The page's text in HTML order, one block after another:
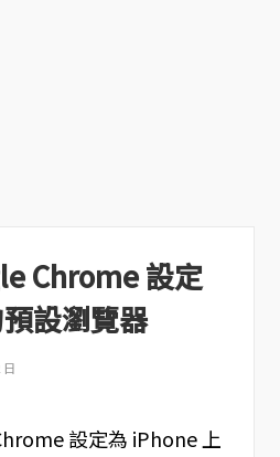
Chrome 設定
設瀏覽器